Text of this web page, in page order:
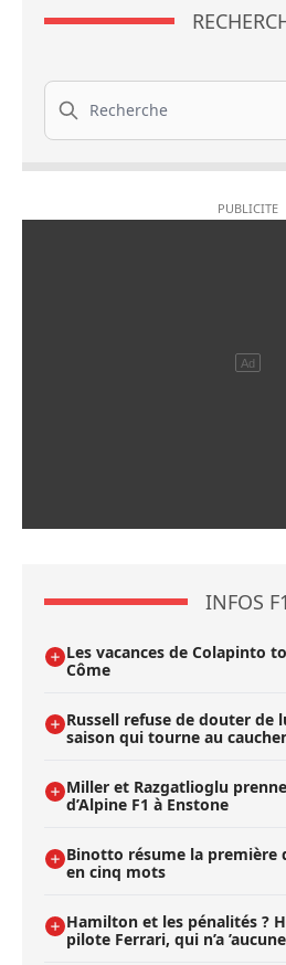
Recherche
INFOS F1
Les vacances de Colapinto
Côme
Russell refuse de douter de
saison qui tourne au
Miller et Razgatlioglu
d’Alpine F1 à Enstone
Binotto résume la première
en cinq mots
Hamilton et les pénalités ?
pilote Ferrari, qui n’a